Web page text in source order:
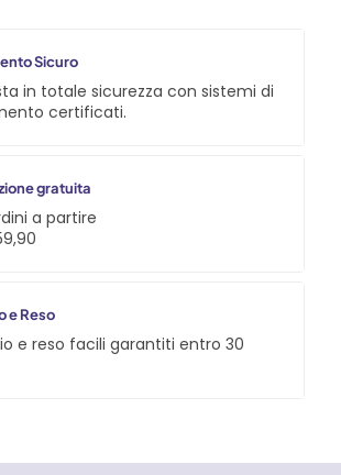
Sicuro
in totale sicurezza con sistemi di
certificati.
gratuita
a partire
e Reso
e reso facili garantiti entro 30